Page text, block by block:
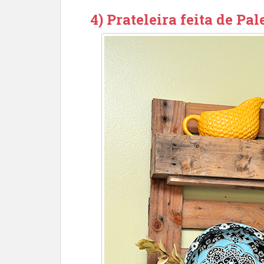
4) Prateleira feita de